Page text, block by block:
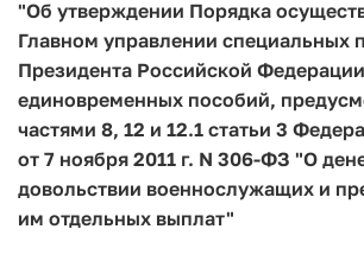
"Об утверждении Порядка
Главном управлении специальных
Президента Российской
единовременных пособий,
частями 8, 12 и 12.1 статьи 3
от 7 ноября 2011 г. N 306-ФЗ "О
довольствии военнослужащих и
им отдельных выплат"